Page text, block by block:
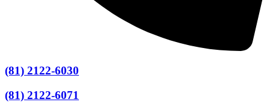
(81) 2122-6030
(81) 2122-6071